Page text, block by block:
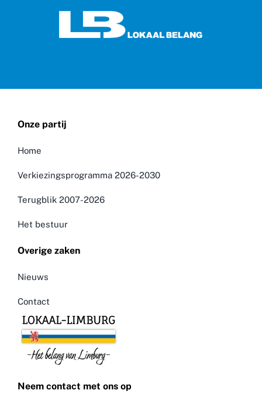
Onze partij
Home
Verkiezingsprogramma 2026-2030
Terugblik 2007-2026
Het bestuur
Overige zaken
Nieuws
Contact
Neem contact met ons op